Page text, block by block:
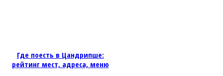
Где поесть в Цандрипше:
рейтинг мест, адреса, меню